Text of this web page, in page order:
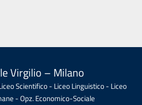
Virgilio – Milano
Scientifico - Liceo Linguistico - Liceo
- Opz. Economico-Sociale